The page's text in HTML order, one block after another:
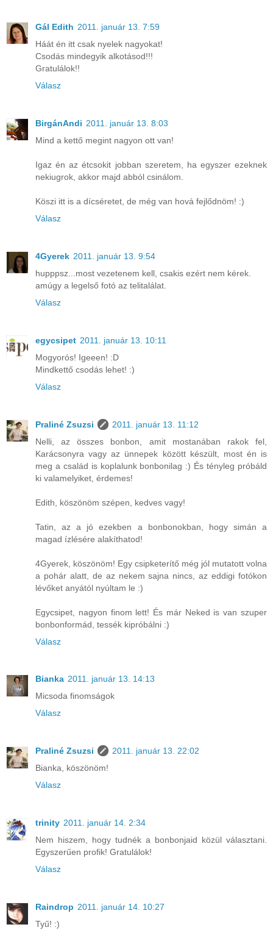
Gál Edith 2011. január 13. 7:59
Háát én itt csak nyelek nagyokat!
Csodás mindegyik alkotásod!!!
Gratulálok!!
Válasz
BirgánAndi 2011. január 13. 8:03
Mind a kettő megint nagyon ott van!
Igaz én az étcsokit jobban szeretem, ha egyszer ezeknek
nekiugrok, akkor majd abból csinálom.
Köszi itt is a dícséretet, de még van hová fejlődnöm! :)
Válasz
4Gyerek 2011. január 13. 9:54
hupppsz...most vezetenem kell, csakis ezért nem kérek.
amúgy a legelső fotó az telitalálat.
Válasz
egycsipet 2011. január 13. 10:11
Mogyorós! Igeeen! :D
Mindkettő csodás lehet! :)
Válasz
Praliné Zsuzsi
2011. január 13. 11:12
Nelli, az összes bonbon, amit mostanában rakok fel,
Karácsonyra vagy az ünnepek között készült, most én is
meg a család is koplalunk bonbonilag :) És tényleg próbáld
ki valamelyiket, érdemes!
Edith, köszönöm szépen, kedves vagy!
Tatin, az a jó ezekben a bonbonokban, hogy simán a
magad ízlésére alakíthatod!
4Gyerek, köszönöm! Egy csipketerítő még jól mutatott volna
a pohár alatt, de az nekem sajna nincs, az eddigi fotókon
lévőket anyától nyúltam le :)
Egycsipet, nagyon finom lett! És már Neked is van szuper
bonbonformád, tessék kipróbálni :)
Válasz
Bianka 2011. január 13. 14:13
Micsoda finomságok
Válasz
Praliné Zsuzsi
2011. január 13. 22:02
Bianka, köszönöm!
Válasz
trinity 2011. január 14. 2:34
Nem hiszem, hogy tudnék a bonbonjaid közül választani.
Egyszerűen profik! Gratulálok!
Válasz
Raindrop 2011. január 14. 10:27
Tyű! :)